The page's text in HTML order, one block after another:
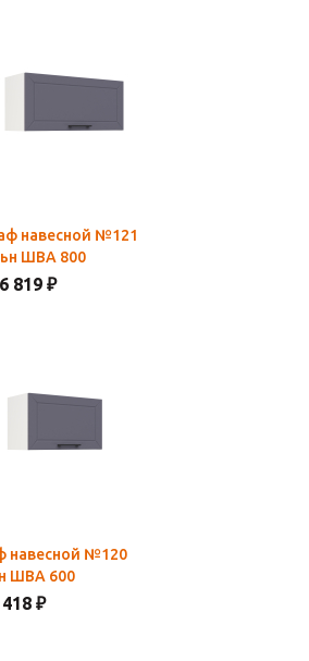
навесной №121
ШВА 800
819 ₽
навесной №120
ШВА 600
₽